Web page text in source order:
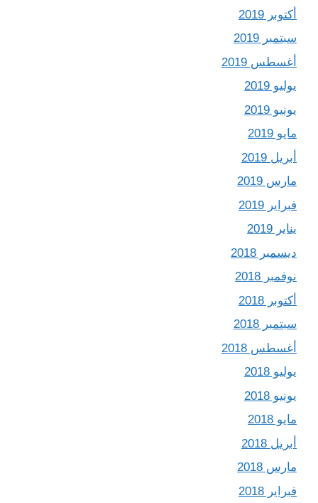
أكتوبر 2019
سبتمبر 2019
أغسطس 2019
يوليو 2019
يونيو 2019
مايو 2019
أبريل 2019
مارس 2019
فبراير 2019
يناير 2019
ديسمبر 2018
نوفمبر 2018
أكتوبر 2018
سبتمبر 2018
أغسطس 2018
يوليو 2018
يونيو 2018
مايو 2018
أبريل 2018
مارس 2018
فبراير 2018